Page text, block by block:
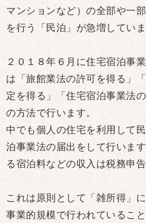
マンションなど）の全部や一
を行う「民泊」が急増していま
２０１８年６月に住宅宿泊事
は「旅館業法の許可を得る」
定を得る」「住宅宿泊事業法
の方法で行います。
中でも個人の住宅を利用して
泊事業法の届出をして行いま
る宿泊料などの収入は税務申告
これは原則として「雑所得」
事業的規模で行われているこ